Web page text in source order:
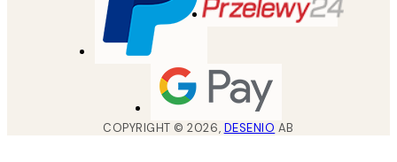
COPYRIGHT ©2026, DESENIO AB